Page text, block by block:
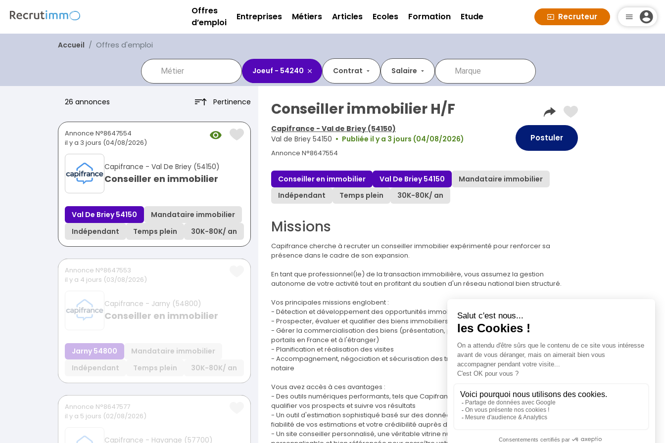
Offres
d’emploi
Entreprises Métiers Articles Ecoles Formation Etude Recruteur
Accueil Offres d'emploi
Joeuf - 54240 Contrat Salaire
26 annonces Pertinence
Annonce N°8647554
il y a 3 jours (04/08/2026)
Capifrance - Val De Briey (54150)
Conseiller en immobilier
Val De Briey 54150
Mandataire immobilier
Indépendant
Temps plein 30K-80K/ an
Annonce N°8647553
il y a 4 jours (03/08/2026)
Capifrance - Jarny (54800)
Conseiller en immobilier
Jarny 54800
Mandataire immobilier
Indépendant
Temps plein 30K-80K/ an
Annonce N°8647577
il y a 5 jours (02/08/2026)
Capifrance - Hayange (57700)
Conseiller immobilier H/F
Capifrance - Val de Briey (54150)
Val de Briey 54150
Publiée il y a 3 jours (04/08/2026)
Annonce N°8647554
Postuler
Conseiller en immobilier Val De Briey 54150
Mandataire immobilier
Indépendant
Temps plein 30K-80K/ an
Missions
Capifrance cherche à recruter un conseiller immobilier expérimenté pour renforcer sa
présence dans le cadre de son expansion.
En tant que professionnel(le) de la transaction immobilière, vous assumez la gestion
autonome de votre activité tout en profitant du soutien d'un réseau national bien structuré.
Vos principales missions englobent :
- Détection et développement des opportunités immobilières dans votre zone d'intervention
- Prospecter, évaluer et qualifier des biens immobiliers
- Gérer la commercialisation des biens (présentation, photographie, diffusion sur plusieurs
portails en France et à l'étranger)
- Planification et réalisation des visites
- Accompagnement, négociation et sécurisation des transactions jusqu'à la signature chez le
notaire
Vous avez accès à ces avantages :
- Des outils numériques performants, tels que Capifrance Pro, pour gérer votre activité,
qualifier vos prospects et suivre vos résultats
- Un outil d'estimation sophistiqué basé sur des données fines du marché pour renforcer la
fiabilité de vos estimations et votre crédibilité auprès des vendeurs
- Un site conseiller personnalisé, une véritable vitrine numérique à votre nom, complètement